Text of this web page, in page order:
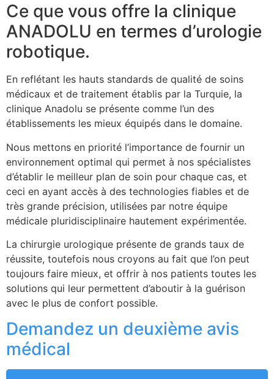
Ce que vous offre la clinique
ANADOLU en termes d’urologie
robotique.
En reflétant les hauts standards de qualité de soins
médicaux et de traitement établis par la Turquie, la
clinique Anadolu se présente comme l’un des
établissements les mieux équipés dans le domaine.
Nous mettons en priorité l’importance de fournir un
environnement optimal qui permet à nos spécialistes
d’établir le meilleur plan de soin pour chaque cas, et
ceci en ayant accès à des technologies fiables et de
très grande précision, utilisées par notre équipe
médicale pluridisciplinaire hautement expérimentée.
La chirurgie urologique présente de grands taux de
réussite, toutefois nous croyons au fait que l’on peut
toujours faire mieux, et offrir à nos patients toutes les
solutions qui leur permettent d’aboutir à la guérison
avec le plus de confort possible.
Demandez un deuxième avis
médical